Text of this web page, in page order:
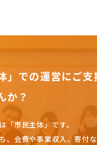
」での運営にご
か？
「市民主体」です。
、会費や事業収入、寄付